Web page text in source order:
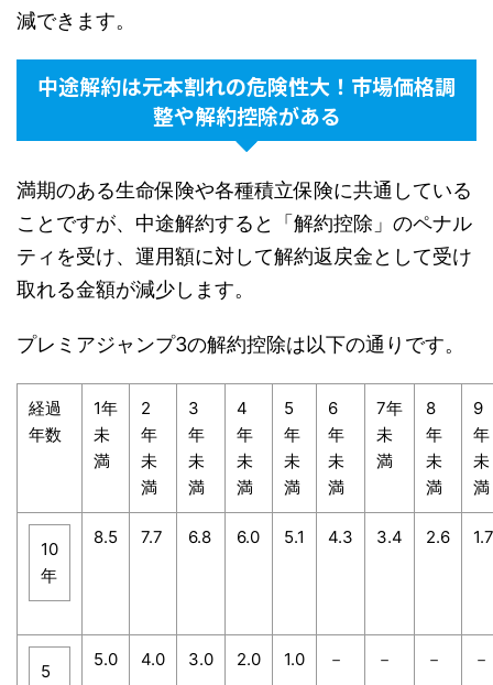
減できます。
中途解約は元本割れの危険性大！市場価格調
整や解約控除がある
満期のある生命保険や各種積立保険に共通している
ことですが、中途解約すると「解約控除」のペナル
ティを受け、運用額に対して解約返戻金として受け
取れる金額が減少します。
プレミアジャンプ3の解約控除は以下の通りです。
経過
年数
1年
未
満
2
年
未
満
3
年
未
満
4
年
未
満
5
年
未
満
6
年
未
満
7年
未
満
8
年
未
満
9
年
未
満
10
年
8.5 7.7 6.8 6.0 5.1 4.3 3.4 2.6 1.7
5
5.0 4.0 3.0 2.0 1.0 － － － －